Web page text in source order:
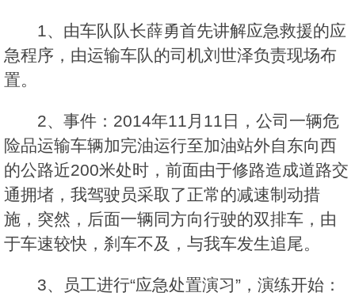
1、由车队队长薛勇首先讲解应急救援的应
急程序，由运输车队的司机刘世泽负责现场布
置。
2、事件：2014年11月11日，公司一辆危
险品运输车辆加完油运行至加油站外自东向西
的公路近200米处时，前面由于修路造成道路交
通拥堵，我驾驶员采取了正常的减速制动措
施，突然，后面一辆同方向行驶的双排车，由
于车速较快，刹车不及，与我车发生追尾。
3、员工进行“应急处置演习”，演练开始：